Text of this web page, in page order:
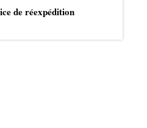
de réexpédition